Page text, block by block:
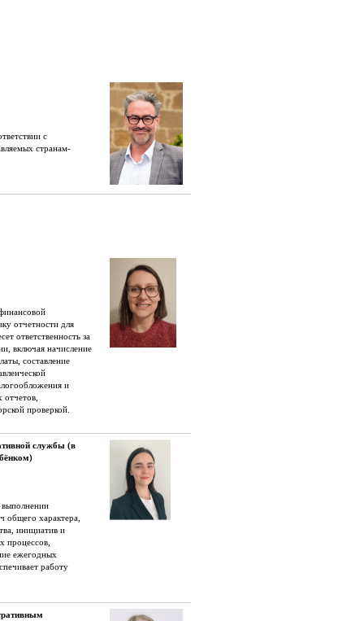
с
странам-
отчетности для
ответственность за
включая начисление
составление
и
проверкой.
службы (в
общего характера,
инициатив и
процессов,
ежегодных
работу